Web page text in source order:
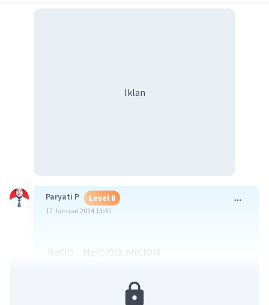
Iklan
Paryati P Level 8
17 Januari 2024 13:41
NaClO Mg(ClO)2 Al(ClO)3
Na3PO4 Mg3(PO4)3 AlPO4